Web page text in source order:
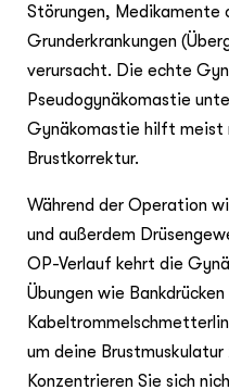
Störungen, Medikamente
Grunderkrankungen
verursacht. Die echte
Pseudogynäkomastie
Gynäkomastie hilft meist
Brustkorrektur.
Während der Operation
und außerdem
OP-Verlauf kehrt die
Übungen wie
um deine
Konzentrieren Sie sich